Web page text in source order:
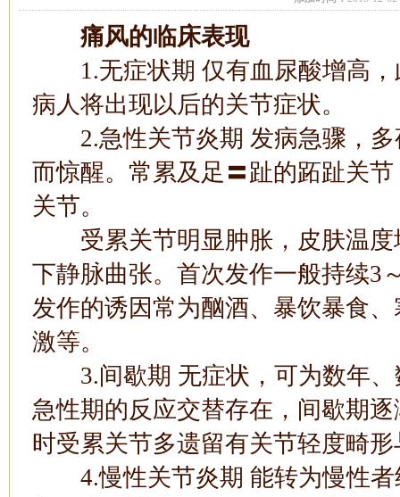
痛风的临床表现
1.无症状期 仅有血尿酸增高，
病人将出现以后的关节症状。
2.急性关节炎期 发病急骤，多
而惊醒。常累及足〓趾的跖趾关
关节。
受累关节明显肿胀，皮肤温度
下静脉曲张。首次发作一般持续3
发作的诱因常为酗酒、暴饮暴食
激等。
3.间歇期 无症状，可为数年、
急性期的反应交替存在，间歇期
时受累关节多遗留有关节轻度畸
4.慢性关节炎期 能转为慢性者